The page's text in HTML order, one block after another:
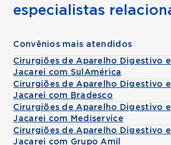
especialistas
Convênios mais atendidos
Cirurgiões de Aparelho Digestivo
Jacarei com SulAmérica
Cirurgiões de Aparelho Digestivo
Jacarei com Bradesco
Cirurgiões de Aparelho Digestivo
Jacarei com Mediservice
Cirurgiões de Aparelho Digestivo
Jacarei com Grupo Amil